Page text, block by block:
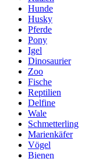
Hunde
Husky
Pferde
Pony
Igel
Dinosaurier
Zoo
Fische
Reptilien
Delfine
Wale
Schmetterling
Marienkäfer
Vögel
Bienen